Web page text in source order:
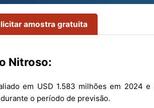
amostra gratuita
Nitroso:
em USD 1.583 milhões em 2024
o período de previsão.